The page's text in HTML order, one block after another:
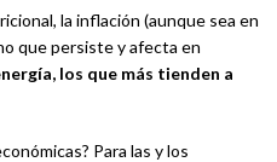
la inflación (aunque sea en
que persiste y afecta en
los que más tienden a
Para las y los